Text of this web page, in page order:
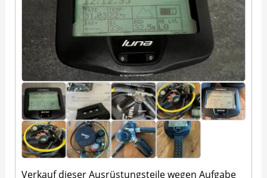
Verkauf dieser Ausrüstungsteile wegen Aufgabe